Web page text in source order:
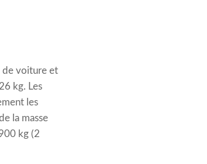
de voiture et
kg. Les
les
la masse
kg (2